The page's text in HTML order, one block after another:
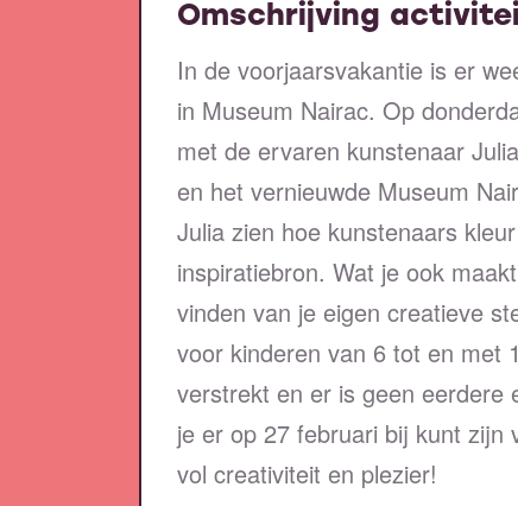
Omschrijving
In de voorjaarsvakantie is er
in Museum Nairac. Op
met de ervaren kunstenaar
en het vernieuwde Museum
Julia zien hoe kunstenaars
inspiratiebron. Wat je ook
vinden van je eigen creatieve
voor kinderen van 6 tot en met
verstrekt en er is geen eerdere
je er op 27 februari bij kunt zijn
vol creativiteit en plezier!